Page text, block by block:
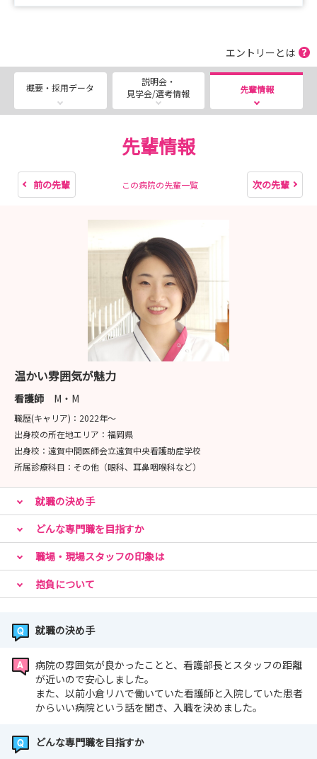
当法人は地域の急性期（救急）病院から紹介いただいた患
者さんに、回復期から生活期のリハビリテーションを病
院・老健・在宅と広範囲の分野で総合的なリハビリテーシ
業所・行政とも綿密な連携をとり、ひとりの患者さんを地
域全体で支えています
【法人紹介】
早期自立・安定した在宅生活へ向けて生活期までの
総合的リハビリテーションを提供
・介護老人保健施設 伸寿苑（120床）
在宅復帰の可能性を追求して生活期を支えるリハビ
リテーション施設
・共和会地域リハビリテーションセンター
より安心により生き生きとした生活を目指し、在宅
ケアサービスを越えた地域リハ活動の拠点
エントリーとは
概要・採用データ
説明会・
見学会/選考情報
先輩情報
先輩情報
前の先輩 この病院の先輩一覧 次の先輩
温かい雰囲気が魅力
看護師 M・M
職歴(キャリア)： 2022年〜
出身校の所在地エリア： 福岡県
出身校： 遠賀中間医師会立遠賀中央看護助産学校
所属診療科目： その他（眼科、耳鼻咽喉科など）
就職の決め手
どんな専門職を目指すか
職場・現場スタッフの印象は
抱負について
就職の決め手
病院の雰囲気が良かったことと、看護部長とスタッフの距離
が近いので安心しました。
また、以前小倉リハで働いていた看護師と入院していた患者
からいい病院という話を聞き、入職を決めました。
どんな専門職を目指すか